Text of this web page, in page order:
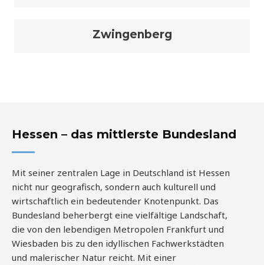
Zwingenberg
Hessen – das mittlerste Bundesland
Mit seiner zentralen Lage in Deutschland ist Hessen
nicht nur geografisch, sondern auch kulturell und
wirtschaftlich ein bedeutender Knotenpunkt. Das
Bundesland beherbergt eine vielfältige Landschaft,
die von den lebendigen Metropolen Frankfurt und
Wiesbaden bis zu den idyllischen Fachwerkstädten
und malerischer Natur reicht. Mit einer